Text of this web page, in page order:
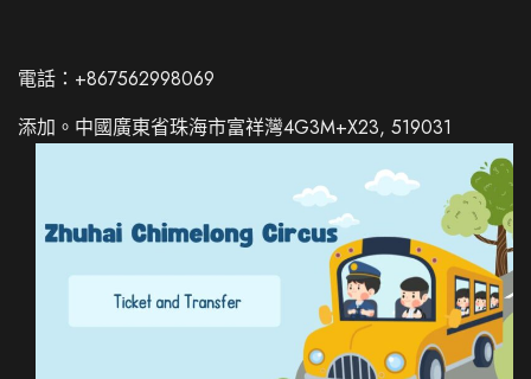
電話：+867562998069
添加。中國廣東省珠海市富祥灣4G3M+X23, 519031
Russian